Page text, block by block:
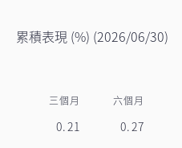
累積表現 (%) (2026/06/30)
三個月
0.21
六個月
0.27